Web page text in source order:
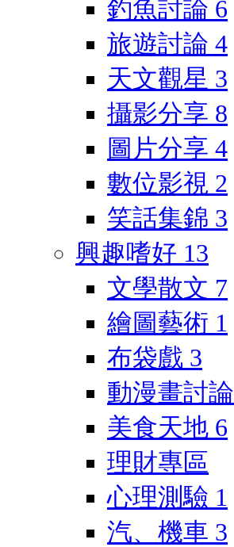
釣魚討論 6
旅遊討論 4
天文觀星 3
攝影分享 8
圖片分享 4
數位影視 2
笑話集錦 3
興趣嗜好 13
文學散文 7
繪圖藝術 1
布袋戲 3
動漫畫討論
美食天地 6
理財專區
心理測驗 1
汽、機車 3